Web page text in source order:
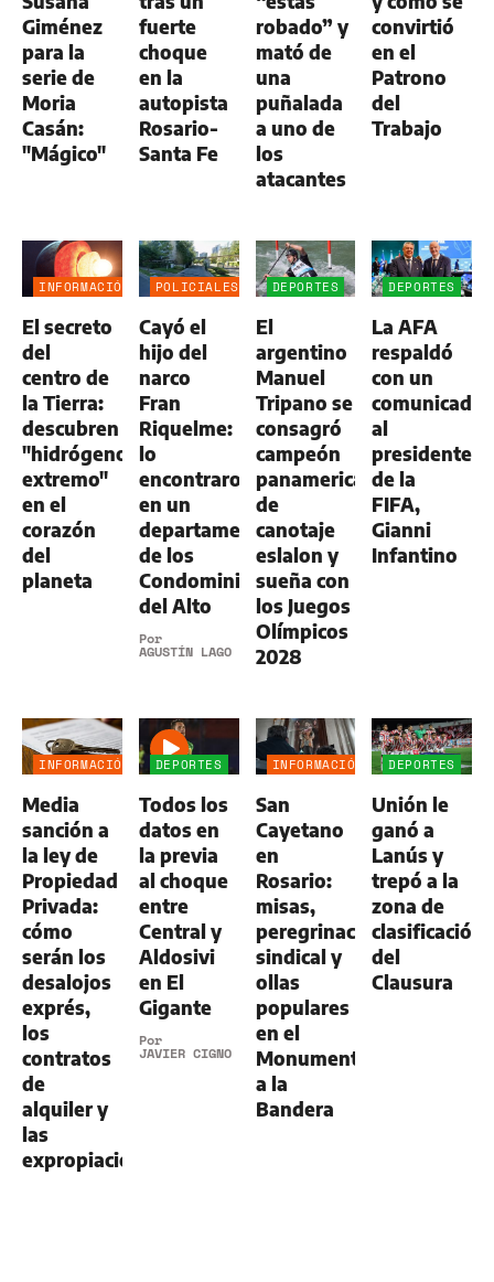
Giménez
para la
serie de
Moria
Casán:
"Mágico"
fuerte
choque
en la
autopista
Rosario-
Santa Fe
robado” y
mató de
una
puñalada
a uno de
los
atacantes
convirtió
en el
Patrono
del
Trabajo
INFORMACIÓN
El secreto
del
centro de
la Tierra:
descubren
"hidrógeno
extremo"
en el
corazón
del
planeta
POLICIALES
Cayó el
hijo del
narco
Fran
Riquelme:
lo
encontraron
en un
departamento
de los
Condominios
del Alto
Por
AGUSTÍN LAGO
DEPORTES
El
argentino
Manuel
Tripano se
consagró
campeón
panamericano
de
canotaje
eslalon y
sueña con
los Juegos
Olímpicos
2028
DEPORTES
La AFA
respaldó
con un
comunicado
al
presidente
de la
FIFA,
Gianni
Infantino
INFORMACIÓN
Media
sanción a
la ley de
Propiedad
Privada:
cómo
serán los
desalojos
exprés,
los
contratos
de
alquiler y
las
expropiaciones
DEPORTES
Todos los
datos en
la previa
al choque
entre
Central y
Aldosivi
en El
Gigante
Por
JAVIER CIGNO
INFORMACIÓN
San
Cayetano
en
Rosario:
misas,
peregrinación
sindical y
ollas
populares
en el
Monumento
a la
Bandera
DEPORTES
Unión le
ganó a
Lanús y
trepó a la
zona de
clasificación
del
Clausura